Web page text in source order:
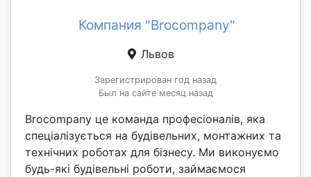
Компания "Brocompany"
Львов
Зарегистрирован год назад
Был на сайте месяц назад
Brocompany це команда професіоналів, яка
спеціалізується на будівельних, монтажних та
технічних роботах для бізнесу. Ми виконуємо
будь-які будівельні роботи, займаємося